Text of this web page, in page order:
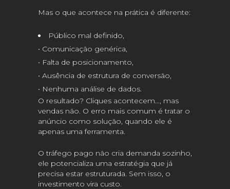
Mas o que acontece na prática é diferente:
Público mal definido,
• Comunicação genérica,
• Falta de posicionamento,
• Ausência de estrutura de conversão,
• Nenhuma análise de dados.
O resultado? Cliques acontecem…, mas
vendas não. O erro mais comum é tratar o
anúncio como solução, quando ele é
apenas uma ferramenta.
O tráfego pago não cria demanda sozinho,
ele potencializa uma estratégia que já
precisa estar estruturada. Sem isso, o
investimento vira custo.